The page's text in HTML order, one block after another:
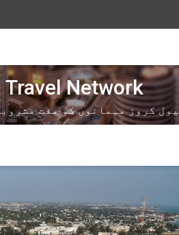
Travel Network
کروز مہمانوں کو مفت